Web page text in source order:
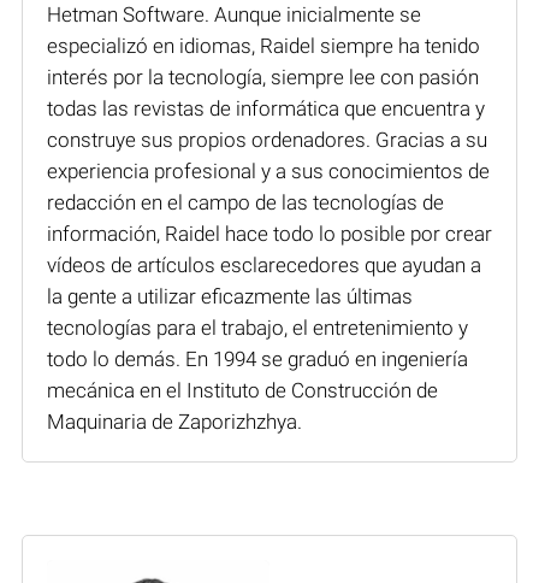
Hetman Software. Aunque inicialmente se
especializó en idiomas, Raidel siempre ha tenido
interés por la tecnología, siempre lee con pasión
todas las revistas de informática que encuentra y
construye sus propios ordenadores. Gracias a su
experiencia profesional y a sus conocimientos de
redacción en el campo de las tecnologías de
información, Raidel hace todo lo posible por crear
vídeos de artículos esclarecedores que ayudan a
la gente a utilizar eficazmente las últimas
tecnologías para el trabajo, el entretenimiento y
todo lo demás. En 1994 se graduó en ingeniería
mecánica en el Instituto de Construcción de
Maquinaria de Zaporizhzhya.